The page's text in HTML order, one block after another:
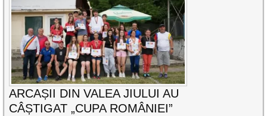
ARCAȘII DIN VALEA JIULUI AU
CÂȘTIGAT „CUPA ROMÂNIEI”